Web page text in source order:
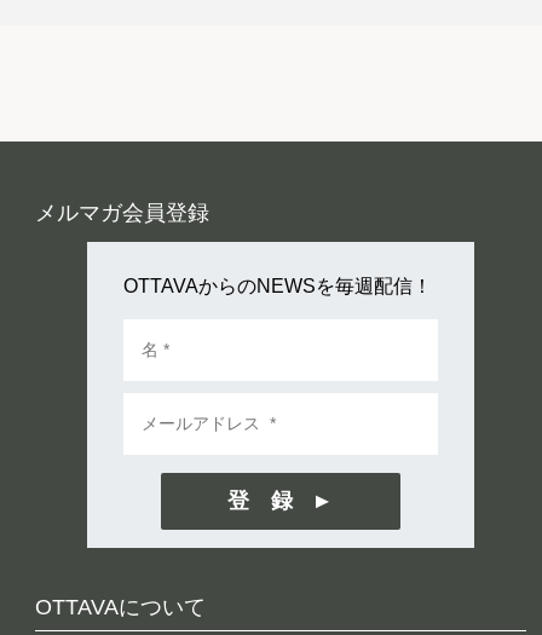
OTTAVAについて
メルマガ会員登録
OTTAVAからのNEWSを毎週配信！
登 録